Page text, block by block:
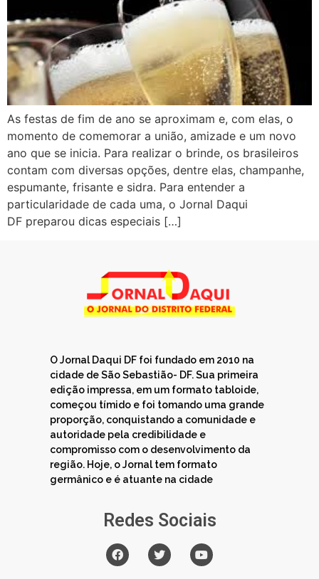
As festas de fim de ano se aproximam e, com elas, o
momento de comemorar a união, amizade e um novo
ano que se inicia. Para realizar o brinde, os brasileiros
contam com diversas opções, dentre elas, champanhe,
espumante, frisante e sidra. Para entender a
particularidade de cada uma, o Jornal Daqui
DF preparou dicas especiais […]
O Jornal Daqui DF foi fundado em 2010 na
cidade de São Sebastião- DF. Sua primeira
edição impressa, em um formato tabloide,
começou tímido e foi tomando uma grande
proporção, conquistando a comunidade e
autoridade pela credibilidade e
compromisso com o desenvolvimento da
região. Hoje, o Jornal tem formato
germânico e é atuante na cidade
Redes Sociais